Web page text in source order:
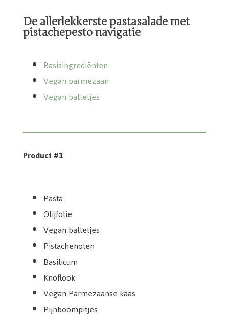
De allerlekkerste pastasalade met
pistachepesto navigatie
Basisingrediënten
Vegan parmezaan
Vegan balletjes
Product #1
Pasta
Olijfolie
Vegan balletjes
Pistachenoten
Basilicum
Knoflook
Vegan Parmezaanse kaas
Pijnboompitjes